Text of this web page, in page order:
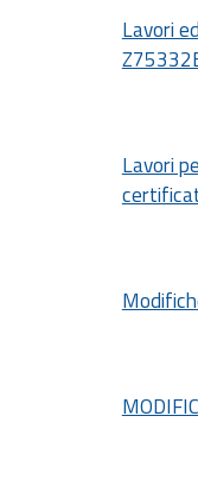
Lavori
Lavori